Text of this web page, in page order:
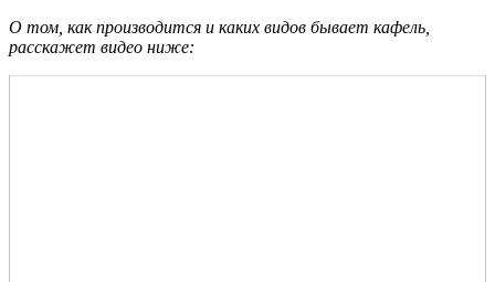
О том, как производится и каких видов бывает кафель,
расскажет видео ниже: